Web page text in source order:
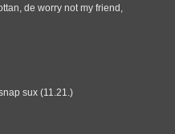
de worry not my friend,
sux (11.21.)